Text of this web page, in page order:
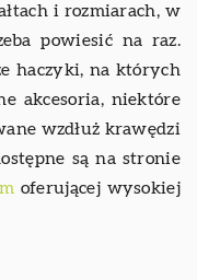
i rozmiarach, w
powiesić na raz.
haczyki, na których
akcesoria, niektóre
wzdłuż krawędzi
są na stronie
oferującej wysokiej